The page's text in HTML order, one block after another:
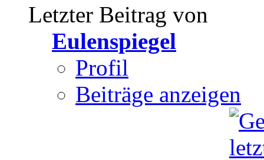
Letzter Beitrag von
Eulenspiegel
Profil
Beiträge anzeigen